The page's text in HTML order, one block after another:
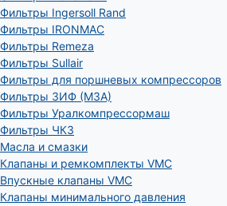
Фильтры Ingersoll Rand
Фильтры IRONMAC
Фильтры Remeza
Фильтры Sullair
Фильтры для поршневых компрессоров
Фильтры ЗИФ (МЗА)
Фильтры Уралкомпрессормаш
Фильтры ЧКЗ
Масла и смазки
Клапаны и ремкомплекты VMC
Впускные клапаны VMC
Клапаны минимального давления